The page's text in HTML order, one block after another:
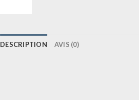
DESCRIPTION AVIS (0)